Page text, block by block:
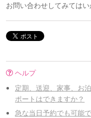
お問い合わせしてみてはい
ヘルプ
定期、送迎、家事、お
ポートはできますか？
急な当日予約でも可能